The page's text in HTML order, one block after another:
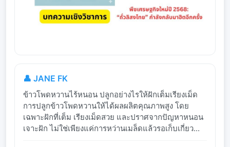
👤 JANE FK
ข้าวโพดหวานไร้หนอน ปลูกอย่างไรให้ฝักเต็มเรียงเม็ด
การปลูกข้าวโพดหวานให้ได้ผลผลิตคุณภาพสูง โดย
เฉพาะฝักที่เต็ม เรียงเม็ดสวย และปราศจากปัญหาหนอน
เจาะฝัก ไม่ใช่เพียงแค่การหว่านเมล็ดแล้วรอเก็บเกี่ยว...